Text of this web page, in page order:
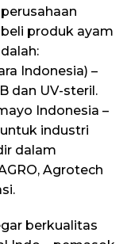
produk ayam
Indonesia) –
dan UV-steril.
Indonesia –
industri
dalam
Agrotech
berkualitas